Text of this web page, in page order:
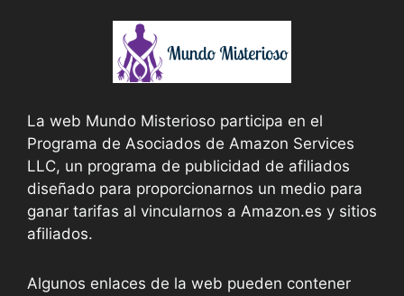
La web Mundo Misterioso participa en el
Programa de Asociados de Amazon Services
LLC, un programa de publicidad de afiliados
diseñado para proporcionarnos un medio para
ganar tarifas al vincularnos a Amazon.es y sitios
afiliados.
Algunos enlaces de la web pueden contener